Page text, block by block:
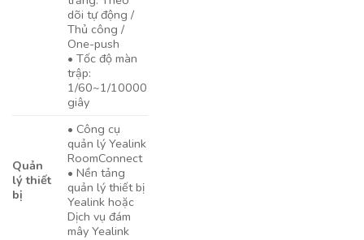
dõi tự động /
Thủ công /
One-push
• Tốc độ màn
trập:
1/60~1/10000
giây
Quản
lý thiết
bị
• Công cụ
quản lý Yealink
RoomConnect
• Nền tảng
quản lý thiết bị
Yealink hoặc
Dịch vụ đám
mây Yealink